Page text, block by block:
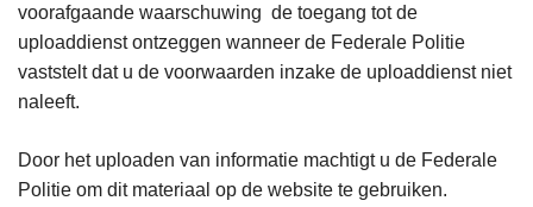
voorafgaande waarschuwing de toegang tot de
uploaddienst ontzeggen wanneer de Federale Politie
vaststelt dat u de voorwaarden inzake de uploaddienst niet
naleeft.
Door het uploaden van informatie machtigt u de Federale
Politie om dit materiaal op de website te gebruiken.